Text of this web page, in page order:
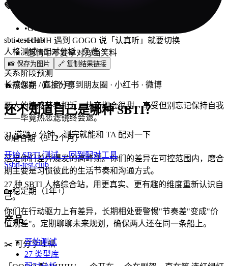
💚
•GOGO 偶尔让 HHHH 主导氛围
•HHHH 遇到 GOGO 说「认真听」就要切换
•感情中不要拿对方当笑料
关系阶段预测
🔥热恋期（0-3个月）
两人的情感节奏相近，热恋期会很甜。享受但别忘记保持自我
——毕竟热恋滤镜终会退。
⚙️磨合期（3-12个月）
这是你们差异爆发的高峰期。你们的差异在可控范围内，磨合
期主要是习惯彼此的生活节奏和沟通方式。
🏡稳定期（1年+）
你们在行动驱力上有差异，长期相处要警惕"节奏差"变成"价
值观差"。定期聊聊未来规划，确保两人还在同一条船上。
✂️ 可分享吐槽
sbti-test.club
人格测试 · 配对分析 · 免费
📸 保存为图片 🔗 复制结果链接
长按保存 / 直接分享到朋友圈 · 小红书 · 微博
还不知道自己是哪种 SBTI？
31 道题 3 分钟，测完就能和 TA 配对一下
开始 SBTI 测试 →回到配对工具
Ssbti-test.club
27 种 SBTI 人格综合站，用更真实、更有趣的维度重新认识自
己。
产品
开始测试
27 类型库